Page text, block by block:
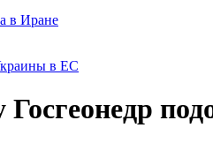
в Иране
в ЕС
Госгеонедр